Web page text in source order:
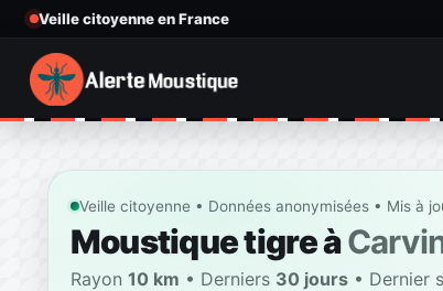
Veille citoyenne en France
Veille citoyenne • Données anonymisées • Mis à
Moustique tigre à
Rayon 10 km • Derniers 30 jours• Dernier